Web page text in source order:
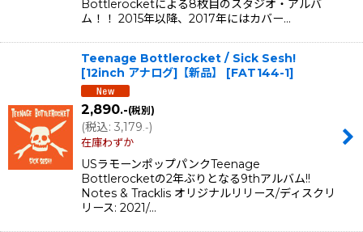
Bottlerocketによる8枚目のスタジオ・アルバ
ム！！ 2015年以降、2017年にはカバー…
Teenage Bottlerocket / Sick Sesh!
[12inch アナログ]【新品】
[FAT144-1]
2,890.-(税別)
(税込: 3,179.-)
在庫わずか
USラモーンポップパンクTeenage
Bottlerocketの2年ぶりとなる9thアルバム!!
Notes & Tracklis オリジナルリリース/ディスクリ
リース: 2021/…